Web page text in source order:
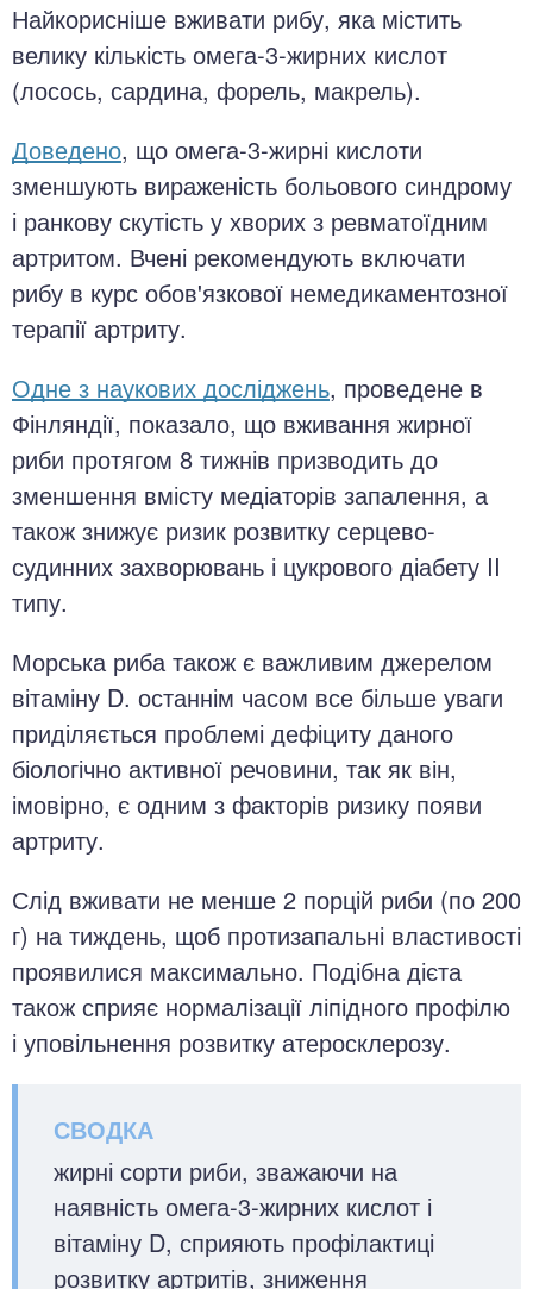
Найкорисніше вживати рибу, яка містить
велику кількість омега-3-жирних кислот
(лосось, сардина, форель, макрель).
Доведено, що омега-3-жирні кислоти
зменшують вираженість больового синдрому
і ранкову скутість у хворих з ревматоїдним
артритом. Вчені рекомендують включати
рибу в курс обов'язкової немедикаментозної
терапії артриту.
Одне з наукових досліджень, проведене в
Фінляндії, показало, що вживання жирної
риби протягом 8 тижнів призводить до
зменшення вмісту медіаторів запалення, а
також знижує ризик розвитку серцево-
судинних захворювань і цукрового діабету II
типу.
Морська риба також є важливим джерелом
вітаміну D. останнім часом все більше уваги
приділяється проблемі дефіциту даного
біологічно активної речовини, так як він,
імовірно, є одним з факторів ризику появи
артриту.
Слід вживати не менше 2 порцій риби (по 200
г) на тиждень, щоб протизапальні властивості
проявилися максимально. Подібна дієта
також сприяє нормалізації ліпідного профілю
і уповільнення розвитку атеросклерозу.
жирні сорти риби, зважаючи на
наявність омега-3-жирних кислот і
вітаміну D, сприяють профілактиці
розвитку артритів, зниження